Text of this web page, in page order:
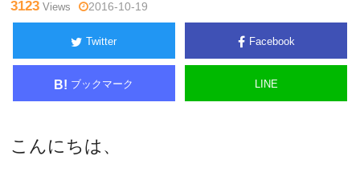
3123 Views 2016-10-19
Twitter Facebook
B! ブックマーク LINE
こんにちは、